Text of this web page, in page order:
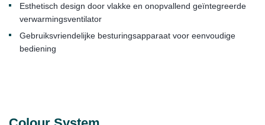
Esthetisch design door vlakke en onopvallend geïntegreerde
verwarmingsventilator
Gebruiksvriendelijke besturingsapparaat voor eenvoudige
bediening